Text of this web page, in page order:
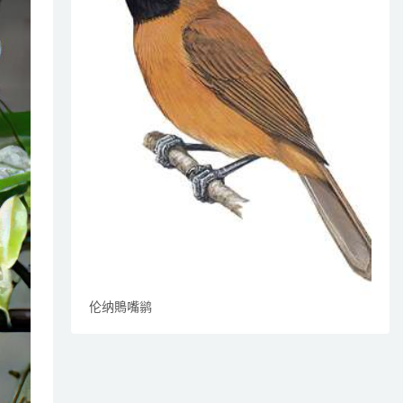
伦纳鵙嘴鹟